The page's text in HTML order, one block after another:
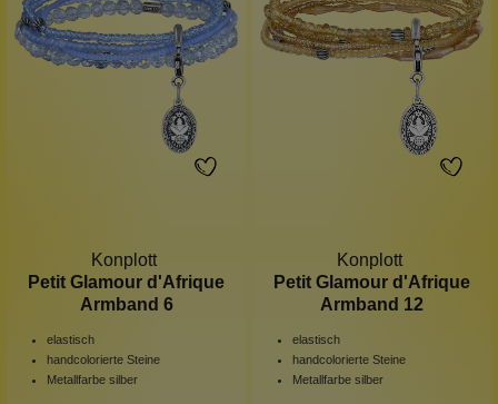
Konplott
Petit Glamour d'Afrique
Armband 6
elastisch
handcolorierte Steine
Metallfarbe silber
Konplott
Petit Glamour d'Afrique
Armband 12
elastisch
handcolorierte Steine
Metallfarbe silber